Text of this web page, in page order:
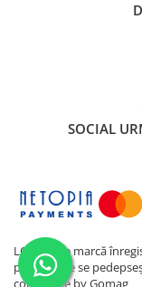
SOCIAL
LOLIT este marcă
proprietate se
commerce by Gomag